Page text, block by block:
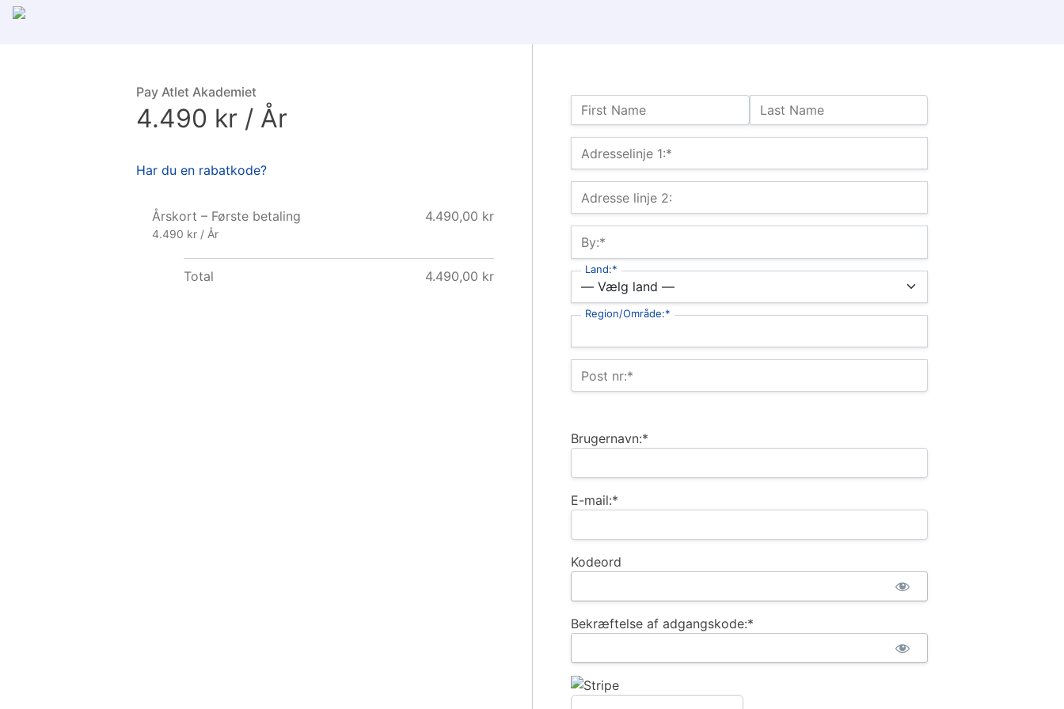
Navn:
First Name Last Name
Billing Address
Adresselinje 1:*
Adresse linje 2:
By:*
Land:*
Region/Område:*
Post nr:*
Brugernavn:*
E-mail:*
Kodeord
Bekræftelse af adgangskode:*
Pay Atlet Akademiet
4.490 kr / År
Har du en rabatkode?
Årskort – Første betaling
4.490 kr / År
4.490,00 kr
Total 4.490,00 kr